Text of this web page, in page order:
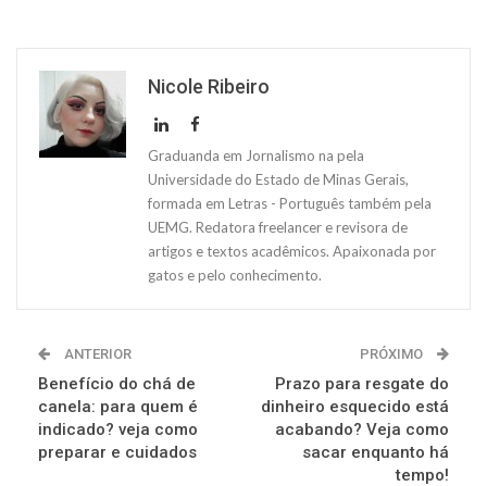
Nicole Ribeiro
Graduanda em Jornalismo na pela
Universidade do Estado de Minas Gerais,
formada em Letras - Português também pela
UEMG. Redatora freelancer e revisora de
artigos e textos acadêmicos. Apaixonada por
gatos e pelo conhecimento.
ANTERIOR
Benefício do chá de
canela: para quem é
indicado? veja como
preparar e cuidados
PRÓXIMO
Prazo para resgate do
dinheiro esquecido está
acabando? Veja como
sacar enquanto há
tempo!